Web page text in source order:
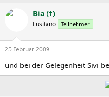
Bia (†)
Lusitano Teilnehmer
25 Februar 2009
und bei der Gelegenheit Sivi